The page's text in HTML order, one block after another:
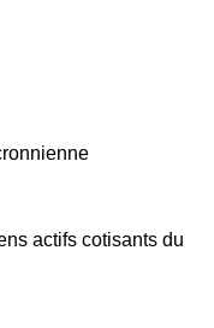
actifs cotisants du